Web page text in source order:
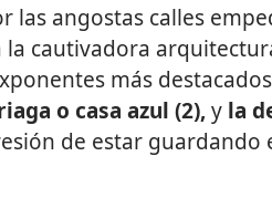
las angostas calles
cautivadora
más
o casa azul (2),y la
de estar guardando